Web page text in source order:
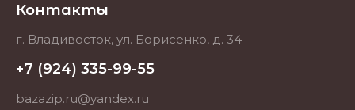
Контакты
г. Владивосток, ул. Борисенко, д. 34
+7 (924) 335-99-55
bazazip.ru@yandex.ru